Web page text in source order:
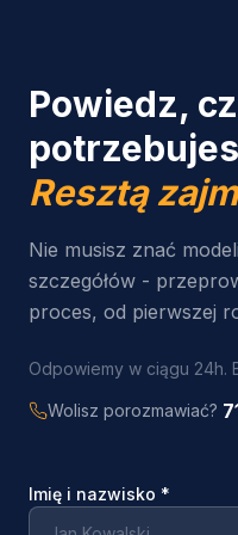
Powiedz,
Resztą
Nie musisz znać
szczegółów -
proces, od pierwszej
Odpowiemy w ciągu 24h.
Wolisz porozmawiać?
Imię i nazwisko *